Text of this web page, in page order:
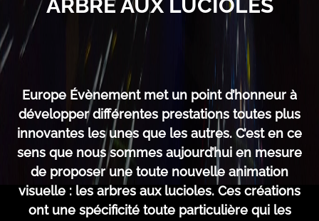
ARBRE AUX LUCIOLES
Europe Évènement met un point d’honneur à
développer différentes prestations toutes plus
innovantes les unes que les autres. C’est en ce
sens que nous sommes aujourd’hui en mesure
de proposer une toute nouvelle animation
visuelle : les arbres aux lucioles. Ces créations
ont une spécificité toute particulière qui les